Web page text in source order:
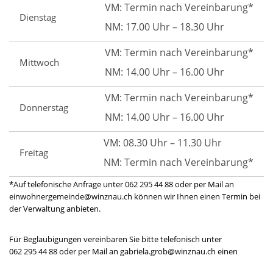
Dienstag
VM: Termin nach Vereinbarung*
NM: 17.00 Uhr – 18.30 Uhr
Mittwoch
VM: Termin nach Vereinbarung*
NM: 14.00 Uhr – 16.00 Uhr
Donnerstag
VM: Termin nach Vereinbarung*
NM: 14.00 Uhr – 16.00 Uhr
Freitag
VM: 08.30 Uhr – 11.30 Uhr
NM: Termin nach Vereinbarung*
*Auf telefonische Anfrage unter 062 295 44 88 oder per Mail an
einwohnergemeinde@winznau.ch können wir Ihnen einen Termin bei
der Verwaltung anbieten.
Für Beglaubigungen vereinbaren Sie bitte telefonisch unter
062 295 44 88 oder per Mail an gabriela.grob@winznau.ch einen